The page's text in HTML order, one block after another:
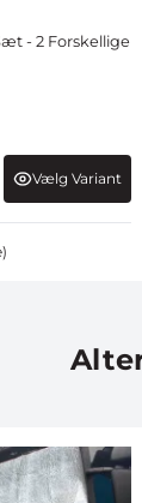
- 2 Forskellige
Vælg Variant